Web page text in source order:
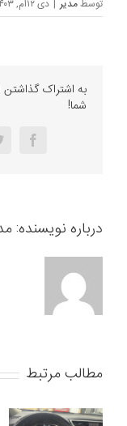
توسطمدیر | دی ۱۲ام, ۱۴۰۳
به اشتراک گذاشتن
شما!
درباره نویسنده:
مطالب مرتبط